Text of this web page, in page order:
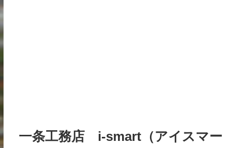
一条工務店 i-smart（アイスマー